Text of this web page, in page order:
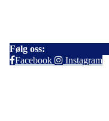
Følg oss:
Facebook
Instagram